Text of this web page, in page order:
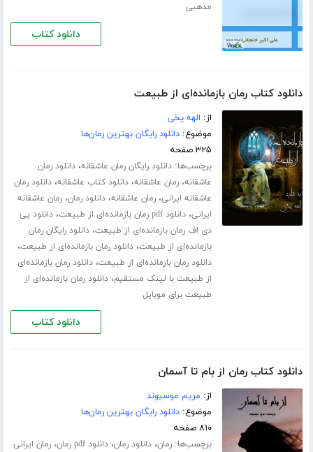
مذهبی
دانلود کتاب
دانلود کتاب رمان بازمانده‌ای از طبیعت
از: الهه یخی
موضوع:دانلود رایگان بهترین رمان‌ها
۳۲۵ صفحه
برچسب‌ها:دانلود رایگان رمان عاشقانه،دانلود رمان
عاشقانه،رمان عاشقانه،دانلود کتاب عاشقانه،دانلود رمان
عاشقانه ایرانی،رمان عاشقانه،دانلود رمان،رمان عاشقانه
ایرانی،دانلود pdf رمان بازمانده‌ای از طبیعت ،دانلود پی
دی اف رمان بازمانده‌ای از طبیعت،دانلود رایگان رمان
بازمانده‌ای از طبیعت،دانلود رمان بازمانده‌ای از طبیعت،
دانلود رمان بازمانده‌ای از طبیعت،دانلود رمان بازمانده‌ای
از طبیعت با لینک مستقیم،دانلود رمان بازمانده‌ای از
طبیعت برای موبایل
دانلود کتاب
دانلود کتاب رمان از بام تا آسمان
از: مریم موسیوند
موضوع:دانلود رایگان بهترین رمان‌ها
۸۱۰ صفحه
برچسب‌ها:رمان،دانلود رمان،دانلود pdf رمان ،رمان ایرانی